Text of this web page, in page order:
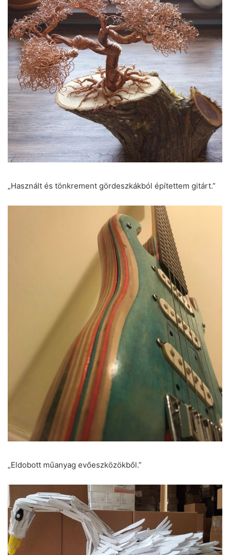
„Használt és tönkrement gördeszkákból építettem gitárt.”
„Eldobott műanyag evőeszközökből.”